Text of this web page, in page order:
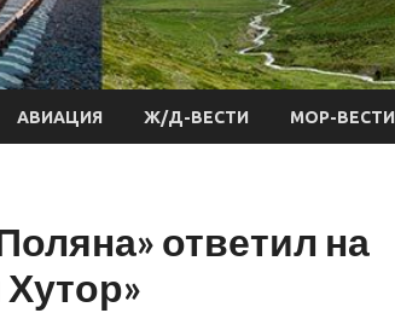
АВИАЦИЯ Ж/Д-ВЕСТИ МОР-ВЕСТИ
ответил на